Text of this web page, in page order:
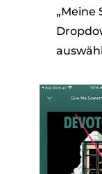
„Meine